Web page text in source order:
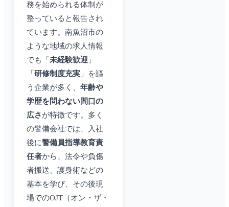
務を始められる体制が
整っていると報告され
ています。南魚沼市の
ような地域の求人情報
でも「 未経験歓迎 」
「 研修制度充実 」を謳
う企業が多く、 年齢や
学歴を問わない間口の
広さが特徴です。多く
の警備会社では、入社
後に警備員指導教育責
任者から、法令や負傷
者搬送、護身術などの
基本を学び、その後現
場でのOJT（オン・ザ・